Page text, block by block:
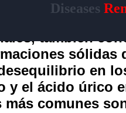
Diseases
también
sólidas
en
y el ácido úrico
más comunes